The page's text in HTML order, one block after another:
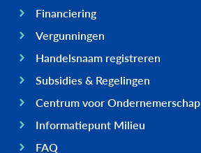
Financiering
Vergunningen
Handelsnaam registreren
Subsidies & Regelingen
Centrum voor Ondernemerschap
Informatiepunt Milieu
FAQ